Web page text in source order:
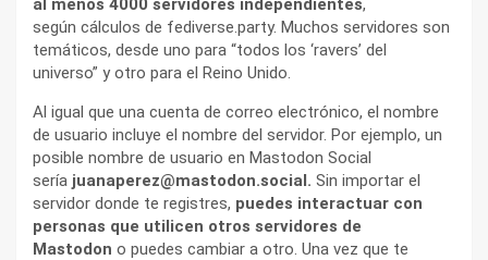
al menos 4000 servidores independientes,
según cálculos de fediverse.party. Muchos servidores son
temáticos, desde uno para “todos los ‘ravers’ del
universo” y otro para el Reino Unido.
Al igual que una cuenta de correo electrónico, el nombre
de usuario incluye el nombre del servidor. Por ejemplo, un
posible nombre de usuario en Mastodon Social
sería juanaperez@mastodon.social. Sin importar el
servidor donde te registres, puedes interactuar con
personas que utilicen otros servidores de
Mastodon o puedes cambiar a otro. Una vez que te